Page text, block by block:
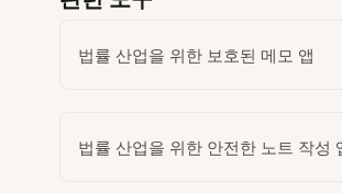
법률 산업을 위한 보호된 메모 앱
법률 산업을 위한 안전한 노트 작성